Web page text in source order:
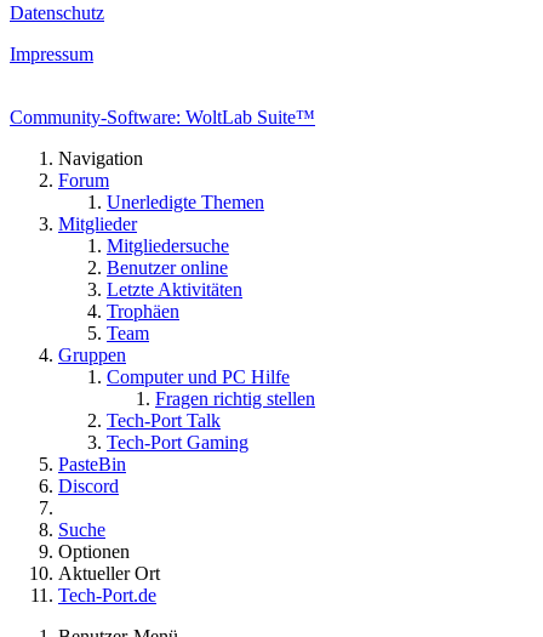
Datenschutz
Impressum
Community-Software: WoltLab Suite™
Navigation
Forum
Unerledigte Themen
Mitglieder
Mitgliedersuche
Benutzer online
Letzte Aktivitäten
Trophäen
Team
Gruppen
Computer und PC Hilfe
Fragen richtig stellen
Tech-Port Talk
Tech-Port Gaming
PasteBin
Discord
Suche
Optionen
Aktueller Ort
Tech-Port.de